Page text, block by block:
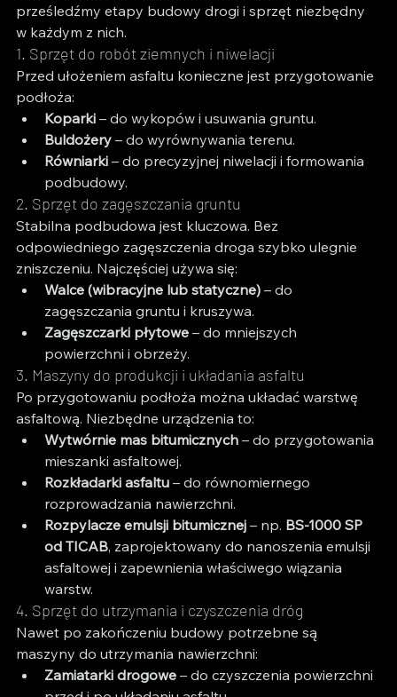
prześledźmy etapy budowy drogi i sprzęt niezbędny
w każdym z nich.
1. Sprzęt do robót ziemnych i niwelacji
Przed ułożeniem asfaltu konieczne jest przygotowanie
podłoża:
Koparki – do wykopów i usuwania gruntu.
Buldożery – do wyrównywania terenu.
Równiarki – do precyzyjnej niwelacji i formowania
podbudowy.
2. Sprzęt do zagęszczania gruntu
Stabilna podbudowa jest kluczowa. Bez
odpowiedniego zagęszczenia droga szybko ulegnie
zniszczeniu. Najczęściej używa się:
Walce (wibracyjne lub statyczne) – do
zagęszczania gruntu i kruszywa.
Zagęszczarki płytowe – do mniejszych
powierzchni i obrzeży.
3. Maszyny do produkcji i układania asfaltu
Po przygotowaniu podłoża można układać warstwę
asfaltową. Niezbędne urządzenia to:
Wytwórnie mas bitumicznych – do przygotowania
mieszanki asfaltowej.
Rozkładarki asfaltu – do równomiernego
rozprowadzania nawierzchni.
Rozpylacze emulsji bitumicznej – np. BS-1000 SP
od TICAB, zaprojektowany do nanoszenia emulsji
asfaltowej i zapewnienia właściwego wiązania
warstw.
4. Sprzęt do utrzymania i czyszczenia dróg
Nawet po zakończeniu budowy potrzebne są
maszyny do utrzymania nawierzchni:
Zamiatarki drogowe – do czyszczenia powierzchni